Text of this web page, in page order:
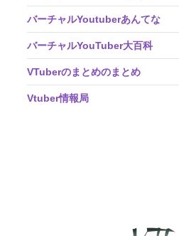
バーチャルYoutuberあんてな
バーチャルYouTuber大百科
VTuberのまとめのまとめ
Vtuber情報局